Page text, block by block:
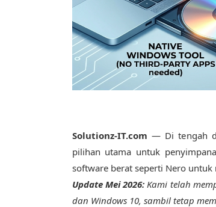
Solutionz-IT.com — Di tengah
pilihan utama untuk
software berat seperti Nero
Update Mei 2026: Kami telah
dan Windows 10, sambil tetap